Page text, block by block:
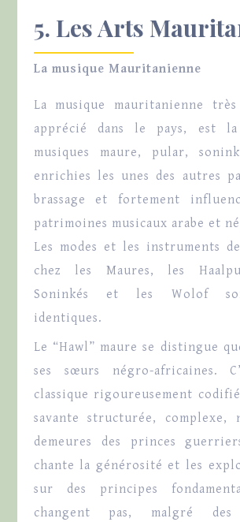
5. Les Arts
La musique Mauritanienne
La musique mauritanienne
apprécié dans le pays, est la
musiques maure, pular,
enrichies les unes des autres
brassage et fortement
patrimoines musicaux arabe et
Les modes et les instruments
chez les Maures, les
Soninkés et les Wolof
identiques.
Le “Hawl” maure se distingue
ses sœurs négro-africaines.
classique rigoureusement
savante structurée, complexe,
demeures des princes
chante la générosité et les
sur des principes
changent pas, malgré des